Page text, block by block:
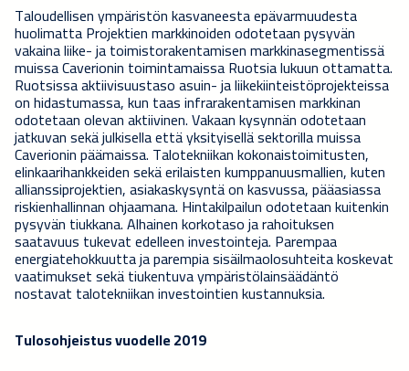
Taloudellisen ympäristön kasvaneesta epävarmuudesta
huolimatta Projektien markkinoiden odotetaan pysyvän
vakaina liike- ja toimistorakentamisen markkinasegmentissä
muissa Caverionin toimintamaissa Ruotsia lukuun ottamatta.
Ruotsissa aktiivisuustaso asuin- ja liikekiinteistöprojekteissa
on hidastumassa, kun taas infrarakentamisen markkinan
odotetaan olevan aktiivinen. Vakaan kysynnän odotetaan
jatkuvan sekä julkisella että yksityisellä sektorilla muissa
Caverionin päämaissa. Talotekniikan kokonaistoimitusten,
elinkaarihankkeiden sekä erilaisten kumppanuusmallien, kuten
allianssiprojektien, asiakaskysyntä on kasvussa, pääasiassa
riskienhallinnan ohjaamana. Hintakilpailun odotetaan kuitenkin
pysyvän tiukkana. Alhainen korkotaso ja rahoituksen
saatavuus tukevat edelleen investointeja. Parempaa
energiatehokkuutta ja parempia sisäilmaolosuhteita koskevat
vaatimukset sekä tiukentuva ympäristölainsäädäntö
nostavat talotekniikan investointien kustannuksia.
Tulosohjeistus vuodelle 2019